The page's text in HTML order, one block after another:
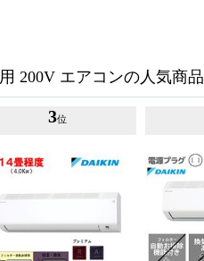
200V エアコンの人気商品
3位